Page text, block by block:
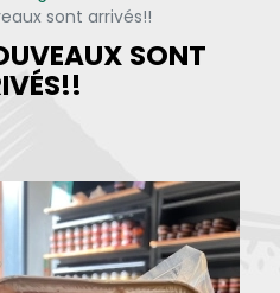
sont arrivés!!
SONT